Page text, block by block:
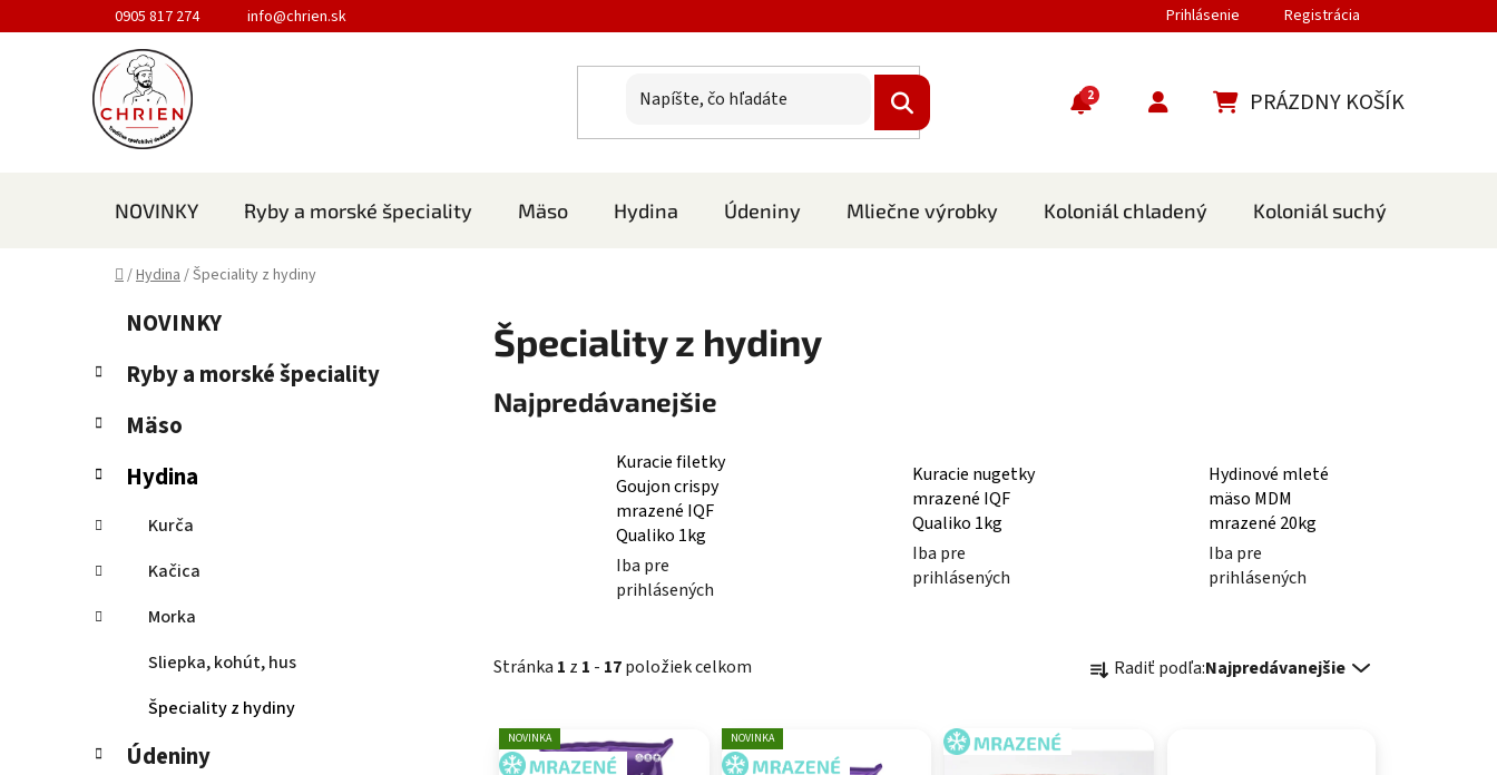
Prejsť na obsah0905 817 274 info@chrien.sk Prihlásenie Registrácia
2 PRÁZDNY KOŠÍK
NOVINKY Ryby a morské špeciality Mäso Hydina Údeniny Mliečne výrobky Koloniál chladený Koloniál suchý
Domov
/Hydina/Špeciality z hydiny
Bočný panel
Preskočiť kategórie
Kategórie
NOVINKY
Ryby a morské špeciality
Mäso
Hydina
Kurča
Kačica
Morka
Sliepka, kohút, hus
Špeciality z hydiny
Údeniny
Špeciality z hydiny
Najpredávanejšie
Kuracie filetky
Goujon crispy
mrazené IQF
Qualiko 1kg
Iba pre
prihlásených
Kuracie nugetky
mrazené IQF
Qualiko 1kg
Iba pre
prihlásených
Hydinové mleté
mäso MDM
mrazené 20kg
Iba pre
prihlásených
Stránka 1 z 1 - 17položiek celkom Radiť podľa:Najpredávanejšie
Výpis produktov
NOVINKA
MRAZENÉ
NOVINKA
MRAZENÉ
MRAZENÉ